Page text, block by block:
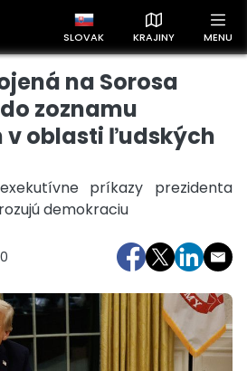
SLOVAK KRAJINY MENU
krajín
podľa krajín a získajte rýchly
Maďarsko
na Sorosa
zoznamu
v oblasti ľudských
príkazy prezidenta
demokraciu